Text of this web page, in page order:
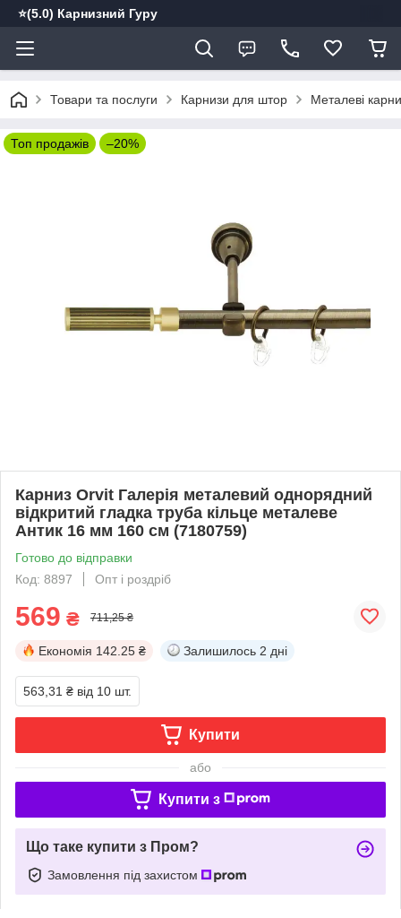
⭐️(5.0) Карнизний Гуру
Товари та послуги Карнизи для штор Металеві
Топ продажів –20%
Карниз Orvit Галерія металевий однорядний
відкритий гладка труба кільце металеве
Антик 16 мм 160 см (7180759)
Готово до відправки
Код: 8897
Опт і роздріб
569 ₴ 711,25 ₴
Економія 142.25 ₴ Залишилось 2 дні
563,31 ₴ від 10 шт.
Купити
або
Купити з
Що таке купити з Пром?
Замовлення під захистом